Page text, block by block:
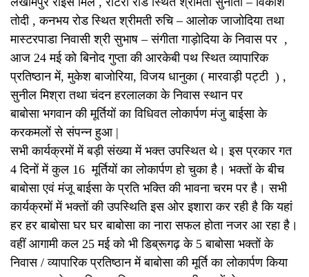
तोदी , कनभय रोड स्थित श्रीमती रुचि – आलोक जाजोदिया तथा
मास्टरपाडा निवासी श्री सुभाष – संगीता गाड़ोदिया के निवास पर ,
आज 24 मई को बिनोद गुप्ता की आरकेबी पथ स्थित व्यापारिक
प्रतिष्ठान में, मुकेश बाजोरिया, विजय धानुका ( मारवाड़ी पट्टी ) ,
सुनील मिश्रा तथा चंदन हरलालका के निवास स्थान पर
बाबोसा भगवान की मूर्तियों का विधिवत लोकार्पण मंजु बाईसा के
करकमलों से संपन्न हुआ |
सभी कार्यक्रमों में बड़ी संख्या में भक्त उपस्थित थे। इस प्रकार गत
4 दिनों में कुल 16 मूर्तियों का लोकार्पण हो चुका है। भक्तों के बीच
बाबोसा एवं मंजू बाईसा के प्रति भक्ति की भावना चरम पर है। सभी
कार्यक्रमों में भक्तों की उपस्थिति इस ओर इशारा कर रही है कि यहां
हर हर बाबोसा घर घर बाबोसा का नारा सफल होता नजर आ रहा है।
वहीं आगामी कल 25 मई को भी डिब्रूगढ़ के 5 बाबोसा भक्तों के
निवास / व्यापारिक प्रतिष्ठान में बाबोसा की मूर्ति का लोकार्पण किया